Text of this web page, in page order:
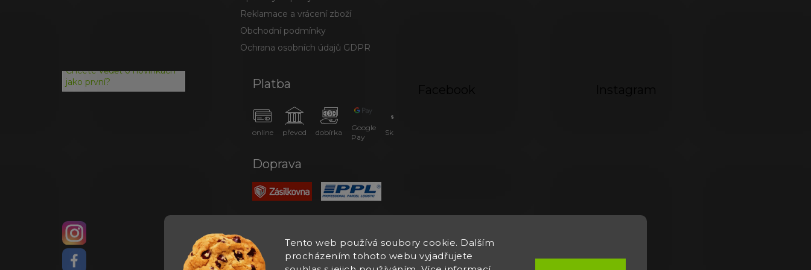
Tento web používá soubory cookie. Dalším
procházením tohoto webu vyjadřujete
Reklamace a vrácení zboží
Obchodní podmínky
Ochrana osobních údajů GDPR
Chcete vědět o novinkách
jako první?
Platba
online převod dobírka
Google
Pay
SkipPay
Doprava